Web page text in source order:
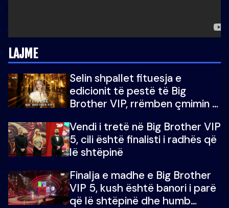
LAJME
Selin shpallet fituesja e
edicionit të pestë të Big
Brother VIP, rrëmben çmimin e
Vendi i tretë në Big Brother VIP
5, cili është finalisti i radhës që
lë shtëpinë
Finalja e madhe e Big Brother
VIP 5, kush është banori i parë
që lë shtëpinë dhe humb